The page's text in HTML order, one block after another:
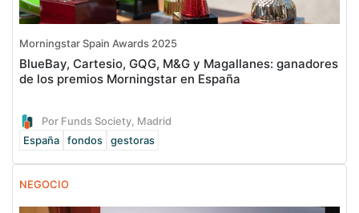
Morningstar Spain Awards 2025
BlueBay, Cartesio, GQG, M&G y Magallanes: ganadores
de los premios Morningstar en España
Por Funds Society, Madrid
España
fondos gestoras
NEGOCIO